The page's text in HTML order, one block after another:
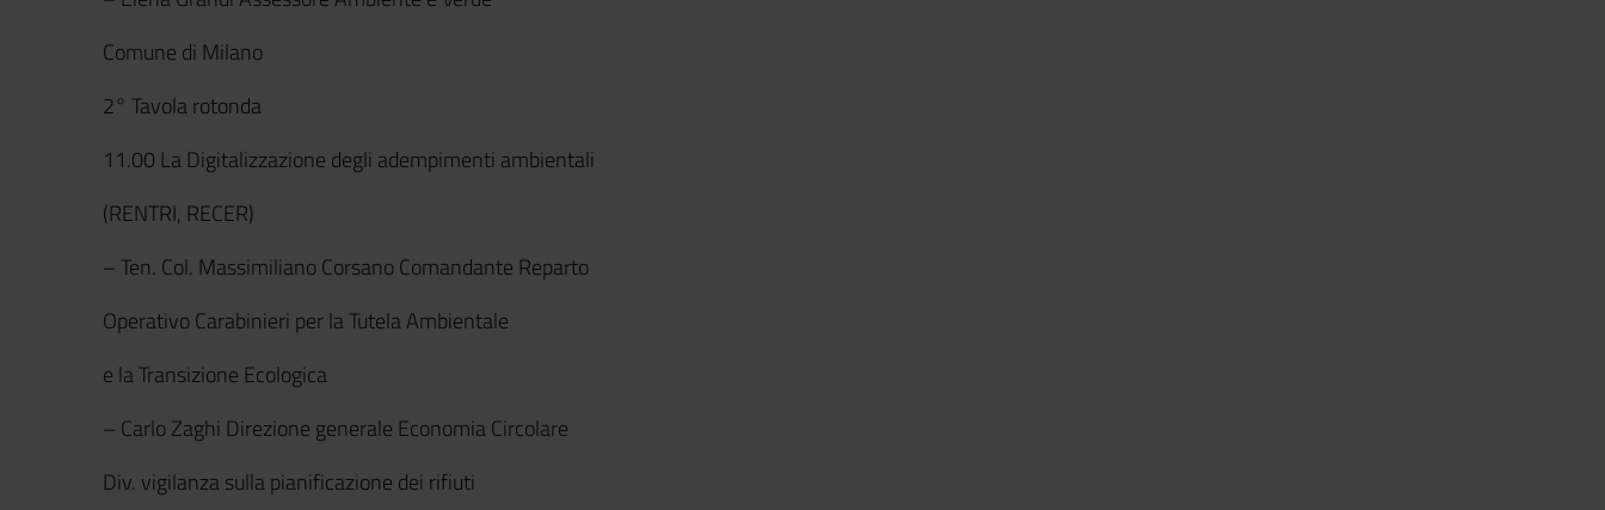
Comune di Milano
2° Tavola rotonda
11.00 La Digitalizzazione degli adempimenti ambientali
(RENTRI, RECER)
– Ten. Col. Massimiliano Corsano Comandante Reparto
Operativo Carabinieri per la Tutela Ambientale
e la Transizione Ecologica
– Carlo Zaghi Direzione generale Economia Circolare
Div. vigilanza sulla pianificazione dei rifiuti